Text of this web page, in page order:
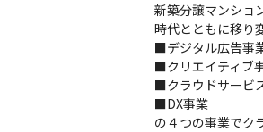
新築分譲マンショ
時代とともに移り
■デジタル広告事
■クリエイティブ
■クラウドサービ
■DX事業
の４つの事業でク